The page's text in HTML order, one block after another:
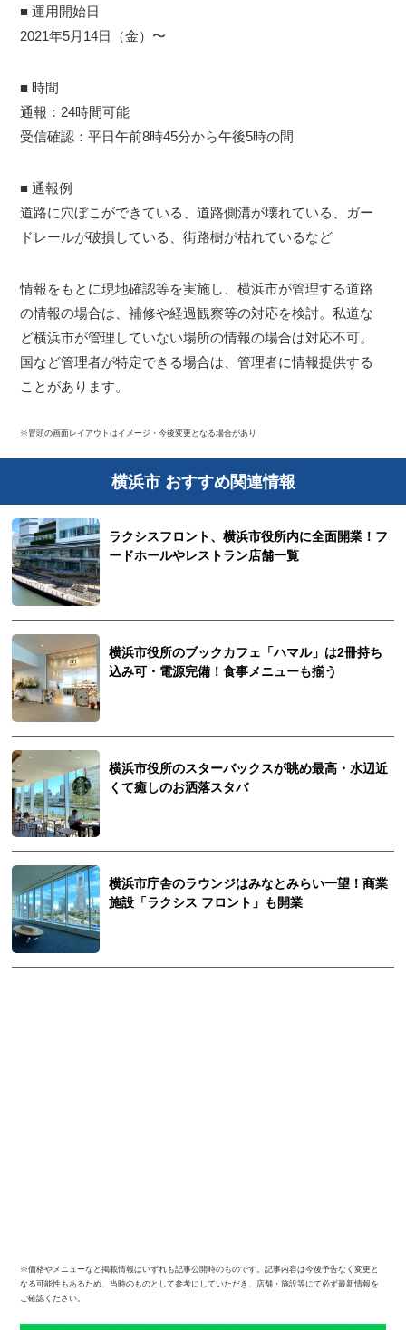
■ 運用開始日
2021年5月14日（金）〜
■ 時間
通報：24時間可能
受信確認：平日午前8時45分から午後5時の間
■ 通報例
道路に穴ぼこができている、道路側溝が壊れている、ガー
ドレールが破損している、街路樹が枯れているなど
情報をもとに現地確認等を実施し、横浜市が管理する道路
の情報の場合は、補修や経過観察等の対応を検討。私道な
ど横浜市が管理していない場所の情報の場合は対応不可。
国など管理者が特定できる場合は、管理者に情報提供する
ことがあります。
※冒頭の画面レイアウトはイメージ・今後変更となる場合があり
横浜市 おすすめ関連情報
ラクシスフロント、横浜市役所内に全面開業！フ
ードホールやレストラン店舗一覧
横浜市役所のブックカフェ「ハマル」は2冊持ち
込み可・電源完備！食事メニューも揃う
横浜市役所のスターバックスが眺め最高・水辺近
くて癒しのお洒落スタバ
横浜市庁舎のラウンジはみなとみらい一望！商業
施設「ラクシス フロント」も開業
※価格やメニューなど掲載情報はいずれも記事公開時のものです。記事内容は今後予告なく変更と
なる可能性もあるため、当時のものとして参考にしていただき、店舗・施設等にて必ず最新情報を
ご確認ください。